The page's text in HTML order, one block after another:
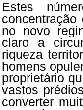
Estes
no novo
claro a
riqueza
homens
proprietário
vastos
converter